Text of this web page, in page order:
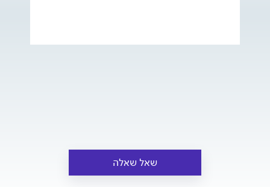
שאל שאלה